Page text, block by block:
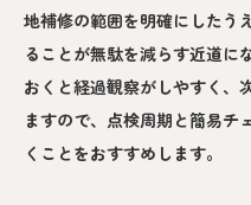
地補修の範囲を明確にしたう
ることが無駄を減らす近道に
おくと経過観察がしやすく、
ますので、点検周期と簡易チ
くことをおすすめします。